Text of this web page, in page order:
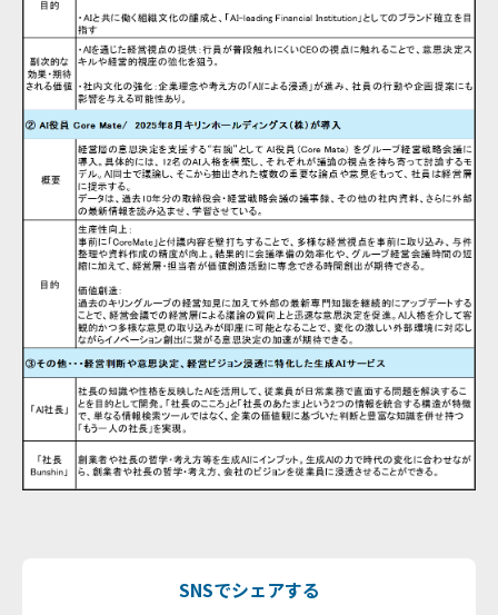
SNSでシェアする